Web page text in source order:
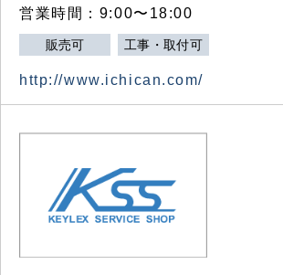
営業時間：9:00〜18:00
販売可 工事・取付可
http://www.ichican.com/